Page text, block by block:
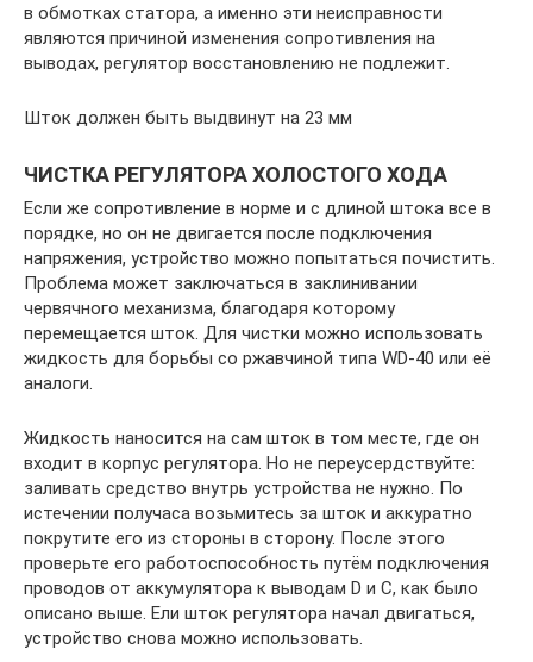
в обмотках статора, а именно эти неисправности
являются причиной изменения сопротивления на
выводах, регулятор восстановлению не подлежит.
Шток должен быть выдвинут на 23 мм
ЧИСТКА РЕГУЛЯТОРА ХОЛОСТОГО ХОДА
Если же сопротивление в норме и с длиной штока все в
порядке, но он не двигается после подключения
напряжения, устройство можно попытаться почистить.
Проблема может заключаться в заклинивании
червячного механизма, благодаря которому
перемещается шток. Для чистки можно использовать
жидкость для борьбы со ржавчиной типа WD-40 или её
аналоги.
Жидкость наносится на сам шток в том месте, где он
входит в корпус регулятора. Но не переусердствуйте:
заливать средство внутрь устройства не нужно. По
истечении получаса возьмитесь за шток и аккуратно
покрутите его из стороны в сторону. После этого
проверьте его работоспособность путём подключения
проводов от аккумулятора к выводам D и C, как было
описано выше. Ели шток регулятора начал двигаться,
устройство снова можно использовать.